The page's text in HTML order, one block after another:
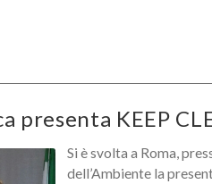
presenta KEEP
Si è svolta a Roma,
dell’Ambiente la